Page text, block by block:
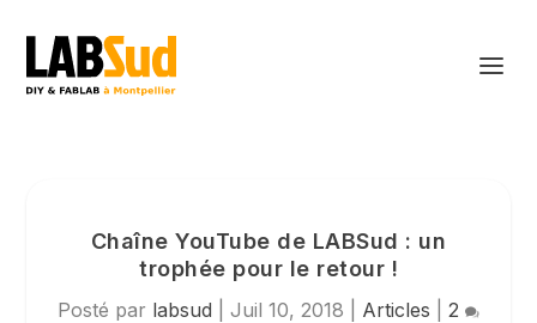
Chaîne YouTube de LABSud : un
trophée pour le retour !
Posté par labsud Juil 10, 2018 Articles 2